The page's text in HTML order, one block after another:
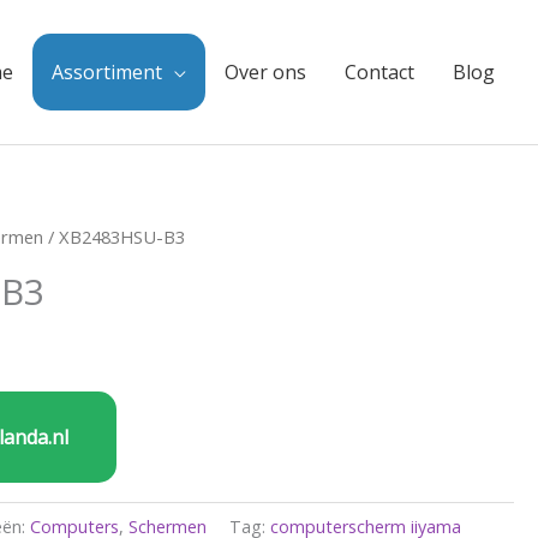
Assortiment Over ons Contact Blog
/ XB2483HSU-B3
Computers,Schermen Tag:computerscherm iiyama